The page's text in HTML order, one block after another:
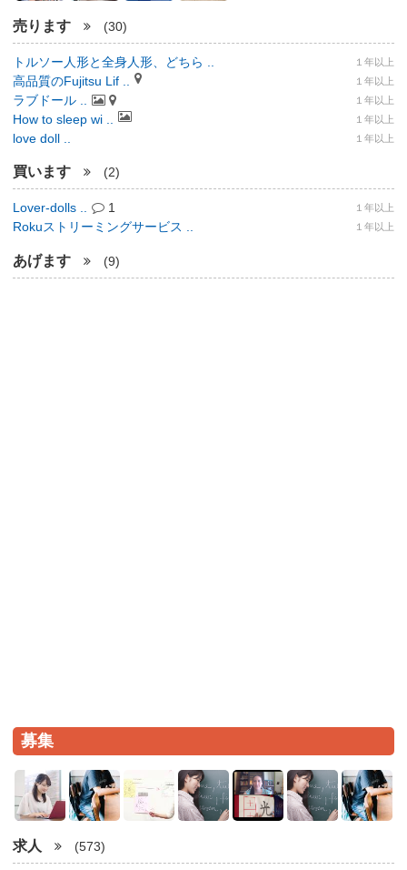
売ります (30)
トルソー人形と全身人形、どちら .. １年以上
高品質のFujitsu Lif .. １年以上
ラブドール .. １年以上
How to sleep wi .. １年以上
love doll .. １年以上
買います (2)
Lover-dolls .. 1 １年以上
Rokuストリーミングサービス .. １年以上
あげます (9)
募集
求人 (573)